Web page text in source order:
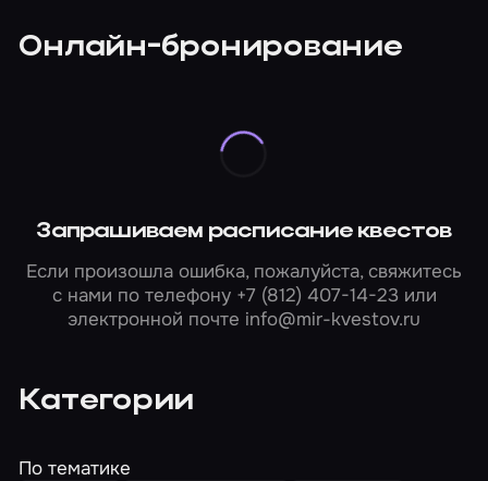
Онлайн-бронирование
Запрашиваем расписание квестов
Если произошла ошибка, пожалуйста, свяжитесь
с нами по телефону +7 (812) 407-14-23или
электронной почте info@mir-kvestov.ru
Категории
По тематике